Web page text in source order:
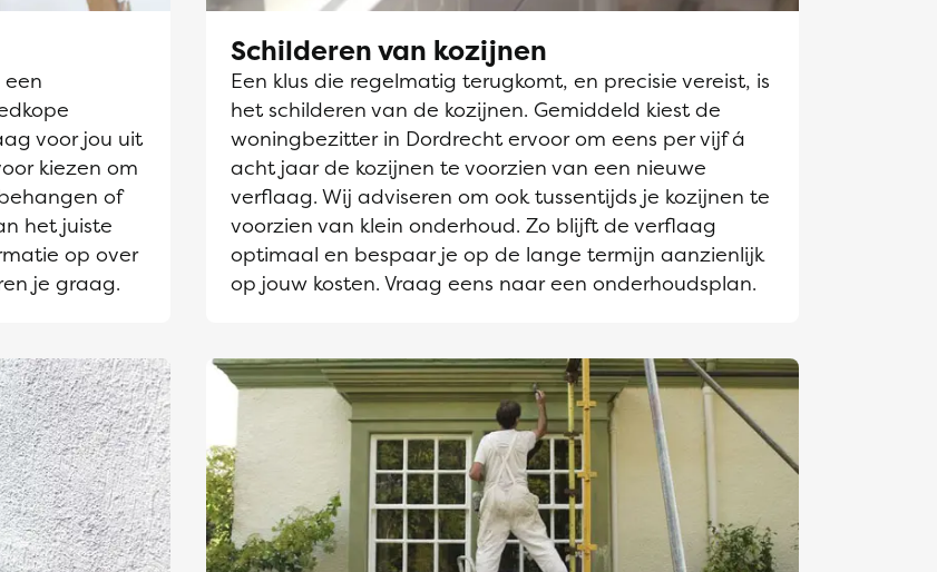
voor jou uit
kiezen om
of
het juiste
op over
je graag.
Schilderen van kozijnen
Een klus die regelmatig terugkomt, en precisie vereist, is
het schilderen van de kozijnen. Gemiddeld kiest de
woningbezitter in Dordrecht ervoor om eens per vijf á
acht jaar de kozijnen te voorzien van een nieuwe
verflaag. Wij adviseren om ook tussentijds je kozijnen te
voorzien van klein onderhoud. Zo blijft de verflaag
optimaal en bespaar je op de lange termijn aanzienlijk
op jouw kosten. Vraag eens naar een onderhoudsplan.